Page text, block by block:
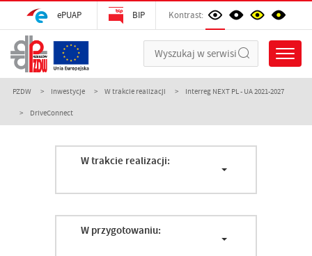
ePUAP BIP Kontrast:
PZDW Inwestycje W trakcie realizacji Interreg NEXT PL - UA 2021-2027
DriveConnect
W trakcie realizacji:
W przygotowaniu: